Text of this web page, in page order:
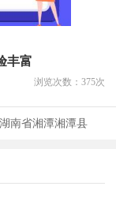
丰富
浏览次数： 375次
湖南省湘潭湘潭县